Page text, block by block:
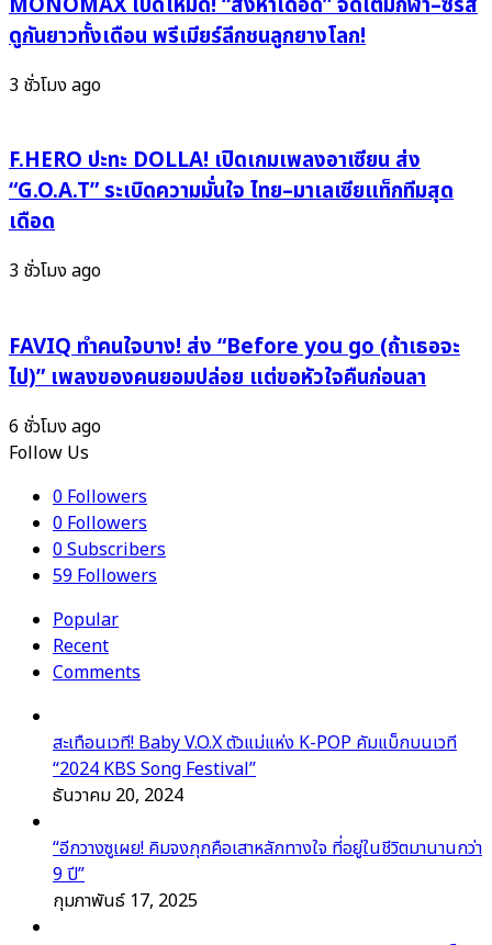
ทั่ว
ประเทศ
เกม
แค่
ดัง
แต่
ต้อง
ปัง
สิ้น
ปี
สะเทือน
Pop
ดูกันยาวทั้งเดือน พรีเมียร์ลีกชนลูกยางโลก!
3 ชั่วโมง ago
F.HERO ปะทะ DOLLA! เปิดเกมเพลงอาเซียน ส่ง
“G.O.A.T” ระเบิดความมั่นใจ ไทย–มาเลเซียแท็กทีมสุด
เดือด
3 ชั่วโมง ago
FAVIQ ทำคนใจบาง! ส่ง “Before you go (ถ้าเธอจะ
ไป)” เพลงของคนยอมปล่อย แต่ขอหัวใจคืนก่อนลา
6 ชั่วโมง ago
Follow Us
0 Followers
0 Followers
0Subscribers
59 Followers
Popular
Recent
Comments
สะเทือนเวที! Baby V.O.X ตัวแม่แห่ง K-POP คัมแบ็กบนเวที
“2024 KBS Song Festival”
ธันวาคม 20, 2024
“อีกวางซูเผย! คิมจงกุกคือเสาหลักทางใจ ที่อยู่ในชีวิตมานานกว่า
9 ปี”
กุมภาพันธ์ 17, 2025